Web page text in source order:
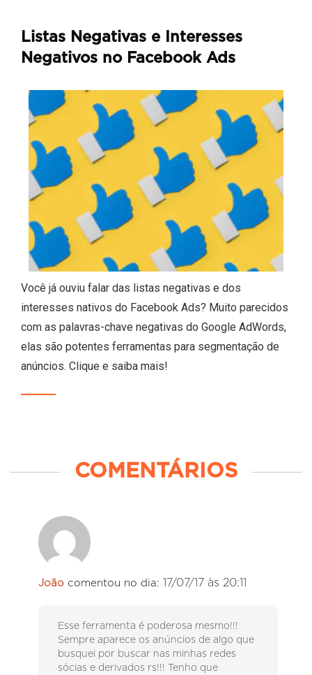
Listas Negativas e Interesses
Negativos no Facebook Ads
Você já ouviu falar das listas negativas e dos
interesses nativos do Facebook Ads? Muito parecidos
com as palavras-chave negativas do Google AdWords,
elas são potentes ferramentas para segmentação de
anúncios. Clique e saiba mais!
COMENTÁRIOS
João comentou no dia: 17/07/17 às 20:11
Esse ferramenta é poderosa mesmo!!!
Sempre aparece os anúncios de algo que
busquei por buscar nas minhas redes
sócias e derivados rs!!! Tenho que